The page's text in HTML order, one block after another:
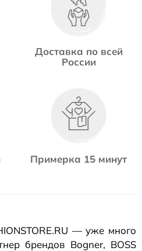
Доставка по всей
России
Примерка 15 минут
— уже много
брендов Bogner, BOSS